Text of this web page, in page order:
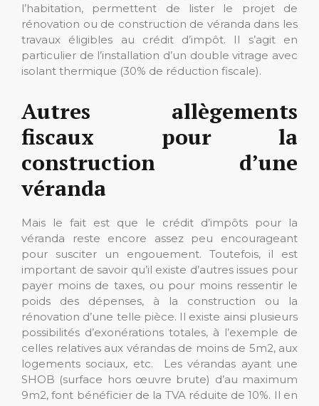
l’habitation, permettent de lister le projet de
rénovation ou de construction de véranda dans les
travaux éligibles au crédit d’impôt. Il s’agit en
particulier de l’installation d’un double vitrage avec
isolant thermique (30% de réduction fiscale).
Autres allègements
fiscaux pour la
construction d’une
véranda
Mais le fait est que le crédit d’impôts pour la
véranda reste encore assez peu encourageant
pour susciter un engouement. Toutefois, il est
important de savoir qu’il existe d’autres issues pour
payer moins de taxes, ou pour moins ressentir le
poids des dépenses, à la construction ou la
rénovation d’une telle pièce. Il existe ainsi plusieurs
possibilités d’exonérations totales, à l’exemple de
celles relatives aux vérandas de moins de 5m2, aux
logements sociaux, etc. Les vérandas ayant une
SHOB (surface hors œuvre brute) d’au maximum
9m2, font bénéficier de la TVA réduite de 10%. Il en